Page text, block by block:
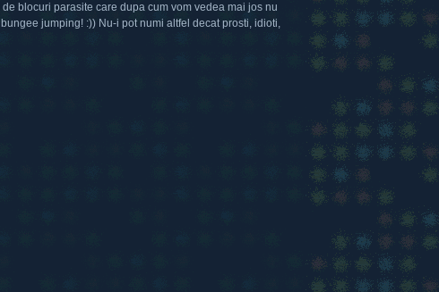
blocuri parasite care dupa cum vom vedea mai jos nu
jumping! :)) Nu-i pot numi altfel decat prosti, idioti,